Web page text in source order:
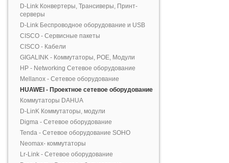
D-Link Конвертеры, Трансиверы, Принт-
серверы
D-Link Беспроводное оборудование и USB
CISCO - Сервисные пакеты
CISCO - Кабели
GIGALINK - Коммутаторы, POE, Модули
HP - Networking Сетевое оборудование
Mellanox - Сетевое оборудование
HUAWEI - Проектное сетевое оборудование
Коммутаторы DAHUA
D-LinK Коммутаторы, модули
Digma - Сетевое оборудование
Tenda - Сетевое оборудование SOHO
Neomax- коммутаторы
Lr-Link - Сетевое оборудование